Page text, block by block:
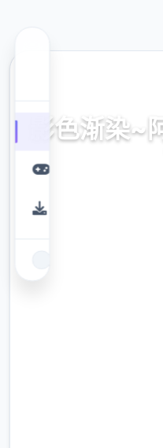
影色渐染
官式网址，保险部